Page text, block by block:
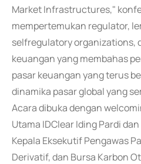
Market Infrastructures,"
mempertemukan regulator,
selfregulatory organizations,
keuangan yang membahas
pasar keuangan yang terus
dinamika pasar global yang
Acara dibuka dengan
Utama IDClear Iding Pardi
Kepala Eksekutif Pengawas
Derivatif, dan Bursa Karbon